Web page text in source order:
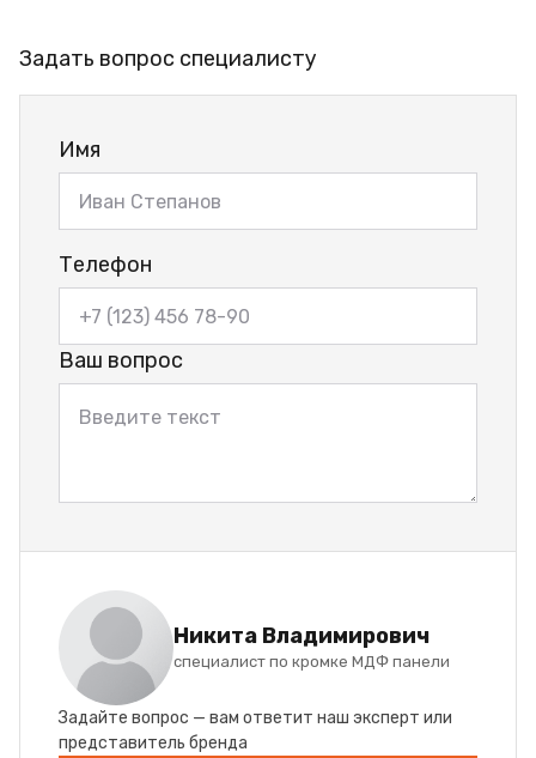
Задать вопрос специалисту
Имя
Телефон
Ваш вопрос
Никита Владимирович
специалист по кромке МДФ панели
Задайте вопрос — вам ответит наш эксперт или
представитель бренда